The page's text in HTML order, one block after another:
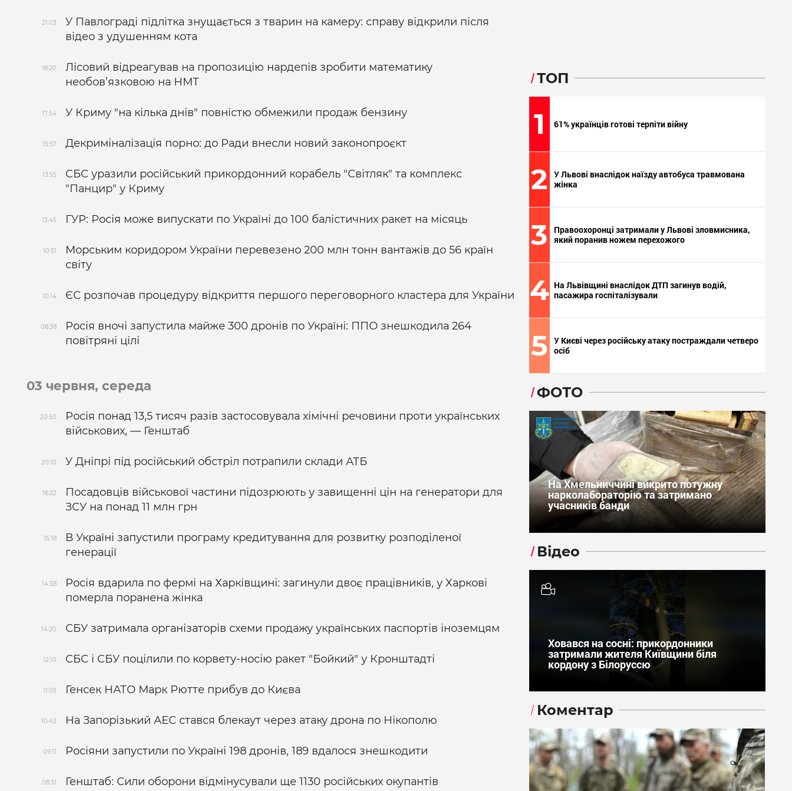
21:03
У Павлограді підлітка знущається з тварин на камеру: справу відкрили після
відео з удушенням кота
18:20
Лісовий відреагував на пропозицію нардепів зробити математику
необов’язковою на НМТ
17:54 У Криму "на кілька днів" повністю обмежили продаж бензину
15:57 Декриміналізація порно: до Ради внесли новий законопроєкт
13:55
СБС уразили російський прикордонний корабель "Світляк" та комплекс
"Панцир" у Криму
13:45 ГУР: Росія може випускати по Україні до 100 балістичних ракет на місяць
10:51
Морським коридором України перевезено 200 млн тонн вантажів до 56 країн
світу
10:14 ЄС розпочав процедуру відкриття першого переговорного кластера для України
08:38
Росія вночі запустила майже 300 дронів по Україні: ППО знешкодила 264
повітряні цілі
03 червня, середа
20:50
Росія понад 13,5 тисяч разів застосовувала хімічні речовини проти українських
військових, — Генштаб
20:10 У Дніпрі під російський обстріл потрапили склади АТБ
16:22
Посадовців військової частини підозрюють у завищенні цін на генератори для
ЗСУ на понад 11 млн грн
15:18
В Україні запустили програму кредитування для розвитку розподіленої
генерації
14:38
Росія вдарила по фермі на Харківщині: загинули двоє працівників, у Харкові
померла поранена жінка
14:20 СБУ затримала організаторів схеми продажу українських паспортів іноземцям
12:10 СБС і СБУ поцілили по корвету-носію ракет "Бойкий" у Кронштадті
11:05 Генсек НАТО Марк Рютте прибув до Києва
10:43 На Запорізький АЕС стався блекаут через атаку дрона по Нікополю
09:11 Росіяни запустили по Україні 198 дронів, 189 вдалося знешкодити
08:31 Генштаб: Сили оборони відмінусували ще 1130 російських окупантів
ТОП
1 61% українців готові терпіти війну
2
У Львові внаслідок наїзду автобуса травмована
жінка
3
Правоохоронці затримали у Львові зловмисника,
який поранив ножем перехожого
4 На Львівщині внаслідок ДТП загинув водій,
пасажира госпіталізували
5 У Києві через російську атаку постраждали четверо
осіб
ФОТО
На Хмельниччині викрито потужну
нарколабораторію та затримано
учасників банди
Відео
Ховався на сосні: прикордонники
затримали жителя Київщини біля
кордону з Білоруссю
Коментар